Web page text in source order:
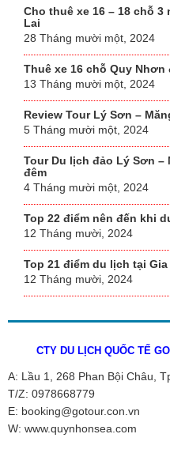
Cho thuê xe 16 – 18 chỗ 3
Lai
28 Tháng mười một, 2024
Thuê xe 16 chỗ Quy
13 Tháng mười một, 2024
Review Tour Lý Sơn –
5 Tháng mười một, 2024
Tour Du lịch đảo Lý Sơn –
đêm
4 Tháng mười một, 2024
Top 22 điểm nên đến khi
12 Tháng mười, 2024
Top 21 điểm du lịch tại
12 Tháng mười, 2024
CTY DU LỊCH QUỐC TẾ
A: Lầu 1, 268 Phan Bội Châu,
T/Z: 0978668779
E: booking@gotour.con.vn
W: www.quynhonsea.com